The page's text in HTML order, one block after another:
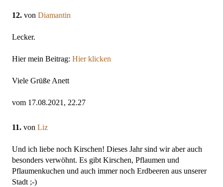
12. von Diamantin
Lecker.
Hier mein Beitrag: Hier klicken
Viele Grüße Anett
vom 17.08.2021, 22.27
11. von Liz
Und ich liebe noch Kirschen! Dieses Jahr sind wir aber auch
besonders verwöhnt. Es gibt Kirschen, Pflaumen und
Pflaumenkuchen und auch immer noch Erdbeeren aus unserer
Stadt ;-)